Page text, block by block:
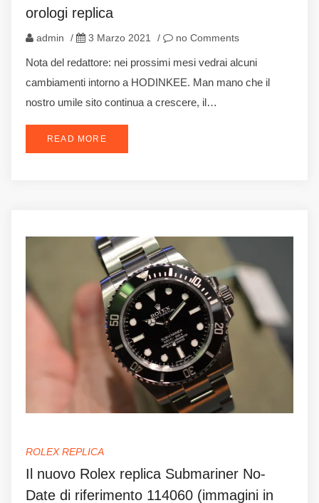
orologi replica
admin / 3 Marzo 2021 / no Comments
Nota del redattore: nei prossimi mesi vedrai alcuni
cambiamenti intorno a HODINKEE. Man mano che il
nostro umile sito continua a crescere, il…
READ MORE
ROLEX REPLICA
Il nuovo Rolex replica Submariner No-
Date di riferimento 114060 (immagini in